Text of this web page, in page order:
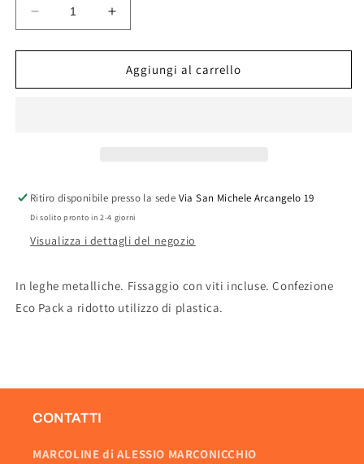
Diminuisci
quantità
per
ROTOLO
Aumenta
quantità
per
PORTA
ROTOLO
Aggiungi al carrello
Ritiro disponibile presso la sede Via San Michele Arcangelo 19
Di solito pronto in 2-4 giorni
Visualizza i dettagli del negozio
In leghe metalliche. Fissaggio con viti incluse. Confezione
Eco Pack a ridotto utilizzo di plastica.
CONTATTI
MARCOLINE di ALESSIO MARCONICCHIO